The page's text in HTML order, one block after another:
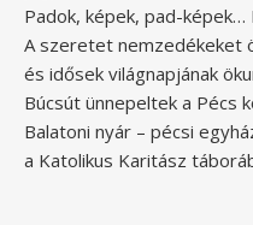
Padok, képek, pad-
A szeretet nemzedékeket
és idősek világnapjának
Búcsút ünnepeltek a Pécs
Balatoni nyár – pécsi
a Katolikus Karitász